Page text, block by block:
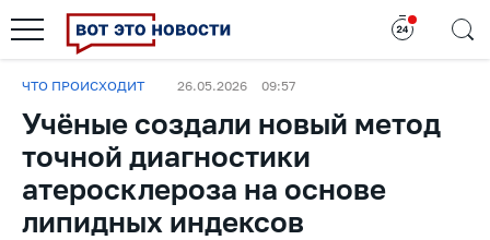
ЧТО ПРОИСХОДИТ 26.05.2026 09:57
Учёные создали новый метод
точной диагностики
атеросклероза на основе
липидных индексов